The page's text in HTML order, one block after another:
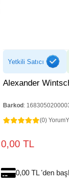
Yetkili Satıcı
Alexander
Barkod :
(0) Yorum
0,00 TL
0,00 TL 'den